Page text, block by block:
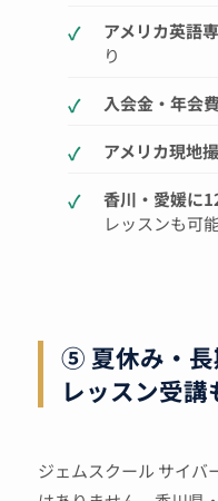
アメリカ英語
り
入会金・年会
アメリカ現地
香川・愛媛に
レッスンも可
⑤ 夏休み・長
レッスン受講
ジェムスクール サイバ